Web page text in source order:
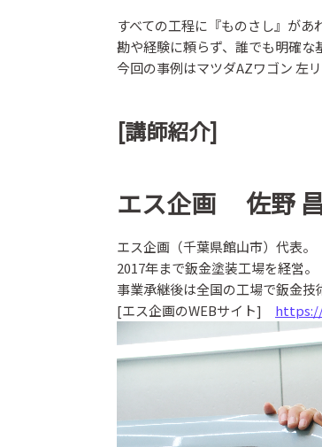
すべての工程に『ものさし』があ
勘や経験に頼らず、誰でも明確な
今回の事例はマツダAZワゴン 左
[講師紹介]
エス企画 佐野 昌
エス企画（千葉県館山市）代表。
2017年まで鈑金塗装工場を経営。
事業承継後は全国の工場で鈑金技
[エス企画のWEBサイト]